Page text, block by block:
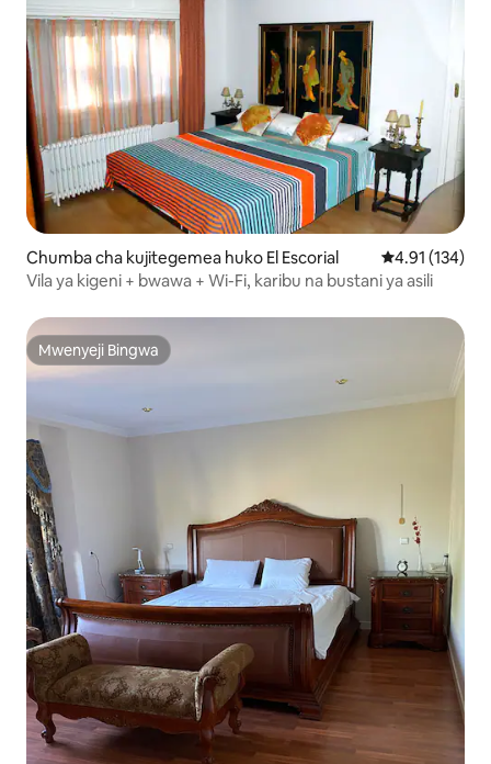
Chumba cha kujitegemea huko El Escorial Ukadiriaji wa
4.91 (134)
Vila ya kigeni + bwawa + Wi-Fi, karibu na bustani ya asili
Mwenyeji Bingwa
Mwenyeji Bingwa